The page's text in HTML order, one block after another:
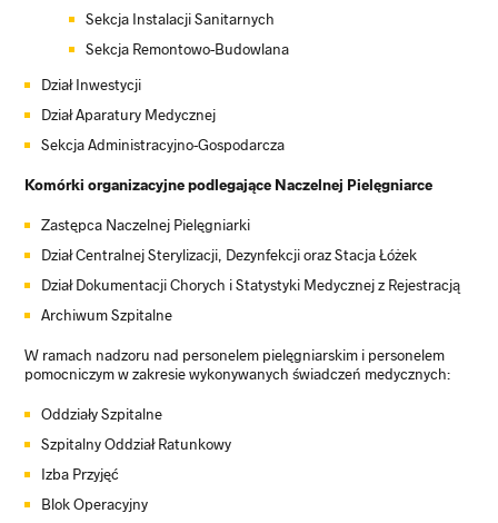
Sekcja Instalacji Sanitarnych
Sekcja Remontowo-Budowlana
Dział Inwestycji
Dział Aparatury Medycznej
Sekcja Administracyjno-Gospodarcza
Komórki organizacyjne podlegające Naczelnej Pielęgniarce
Zastępca Naczelnej Pielęgniarki
Dział Centralnej Sterylizacji, Dezynfekcji oraz Stacja Łóżek
Dział Dokumentacji Chorych i Statystyki Medycznej z Rejestracją
Archiwum Szpitalne
W ramach nadzoru nad personelem pielęgniarskim i personelem
pomocniczym w zakresie wykonywanych świadczeń medycznych:
Oddziały Szpitalne
Szpitalny Oddział Ratunkowy
Izba Przyjęć
Blok Operacyjny